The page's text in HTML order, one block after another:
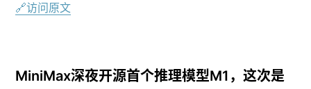
🔗访问原文
MiniMax深夜开源首个推理模型M1，这次是